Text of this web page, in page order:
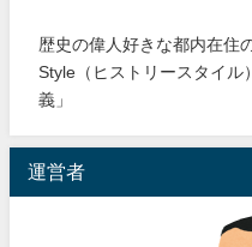
歴史の偉人好きな都内在住
Style（ヒストリースタイル
義」
運営者